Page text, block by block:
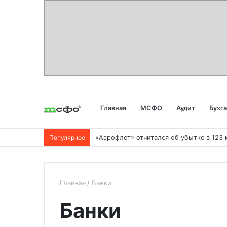
Главная МСФО Аудит
Популярное
Главная Банки
Банки